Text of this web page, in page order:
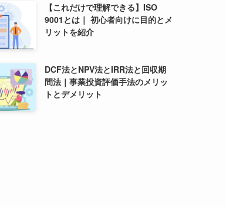
【これだけで理解できる】ISO
9001とは｜ 初心者向けに目的とメ
リットを紹介
DCF法とNPV法とIRR法と回収期
間法｜事業投資評価手法のメリッ
トとデメリット